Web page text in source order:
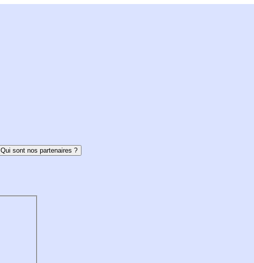
Qui sont nos partenaires ?